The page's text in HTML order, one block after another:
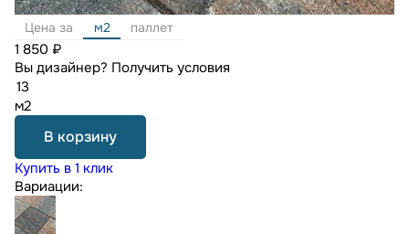
Цена за м2 паллет
1 850 ₽
Вы дизайнер? Получить условия
м2
В корзину
Купить в 1 клик
Вариации: